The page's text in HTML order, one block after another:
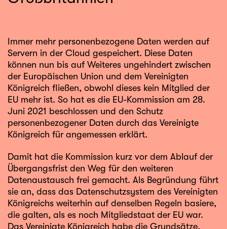
Immer mehr personenbezogene Daten werden auf
Servern in der Cloud gespeichert. Diese Daten
können nun bis auf Weiteres ungehindert zwischen
der Europäischen Union und dem Vereinigten
Königreich fließen, obwohl dieses kein Mitglied der
EU mehr ist. So hat es die EU-Kommission am 28.
Juni 2021 beschlossen und den Schutz
personenbezogener Daten durch das Vereinigte
Königreich für angemessen erklärt.
Damit hat die Kommission kurz vor dem Ablauf der
Übergangsfrist den Weg für den weiteren
Datenaustausch frei gemacht. Als Begründung führt
sie an, dass das Datenschutzsystem des Vereinigten
Königreichs weiterhin auf denselben Regeln basiere,
die galten, als es noch Mitgliedstaat der EU war.
Das Vereinigte Königreich habe die Grundsätze,